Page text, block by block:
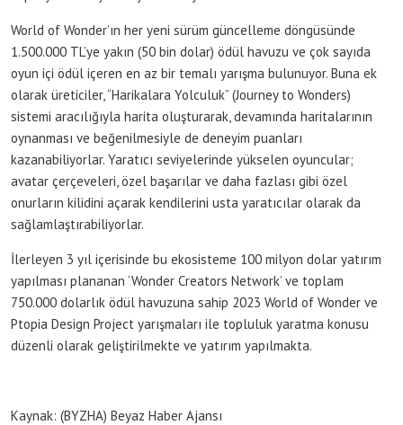
World of Wonder’ın her yeni sürüm güncelleme döngüsünde
1.500.000 TL’ye yakın (50 bin dolar) ödül havuzu ve çok sayıda
oyun içi ödül içeren en az bir temalı yarışma bulunuyor. Buna ek
olarak üreticiler, “Harikalara Yolculuk” (Journey to Wonders)
sistemi aracılığıyla harita oluşturarak, devamında haritalarının
oynanması ve beğenilmesiyle de deneyim puanları
kazanabiliyorlar. Yaratıcı seviyelerinde yükselen oyuncular;
avatar çerçeveleri, özel başarılar ve daha fazlası gibi özel
onurların kilidini açarak kendilerini usta yaratıcılar olarak da
sağlamlaştırabiliyorlar.
İlerleyen 3 yıl içerisinde bu ekosisteme 100 milyon dolar yatırım
yapılması plananan ‘Wonder Creators Network’ ve toplam
750.000 dolarlık ödül havuzuna sahip 2023 World of Wonder ve
Ptopia Design Project yarışmaları ile topluluk yaratma konusu
düzenli olarak geliştirilmekte ve yatırım yapılmakta.
Kaynak: (BYZHA) Beyaz Haber Ajansı